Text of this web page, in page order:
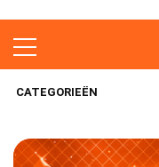
CATEGORIEËN